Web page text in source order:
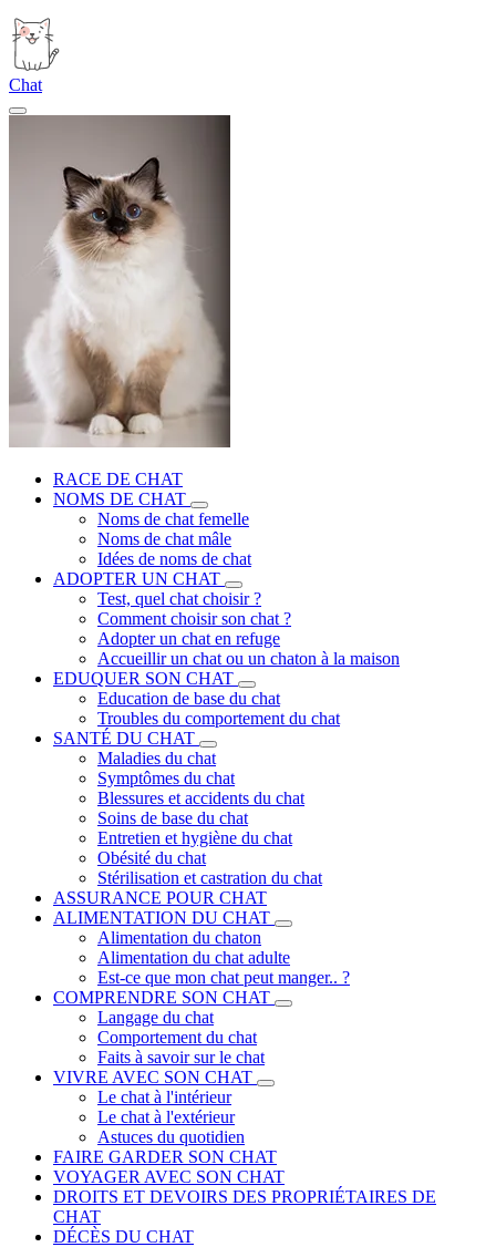
Chat
RACE DE CHAT
NOMS DE CHAT
Noms de chat femelle
Noms de chat mâle
Idées de noms de chat
ADOPTER UN CHAT
Test, quel chat choisir ?
Comment choisir son chat ?
Adopter un chat en refuge
Accueillir un chat ou un chaton à la maison
EDUQUER SON CHAT
Education de base du chat
Troubles du comportement du chat
SANTÉ DU CHAT
Maladies du chat
Symptômes du chat
Blessures et accidents du chat
Soins de base du chat
Entretien et hygiène du chat
Obésité du chat
Stérilisation et castration du chat
ASSURANCE POUR CHAT
ALIMENTATION DU CHAT
Alimentation du chaton
Alimentation du chat adulte
Est-ce que mon chat peut manger.. ?
COMPRENDRE SON CHAT
Langage du chat
Comportement du chat
Faits à savoir sur le chat
VIVRE AVEC SON CHAT
Le chat à l'intérieur
Le chat à l'extérieur
Astuces du quotidien
FAIRE GARDER SON CHAT
VOYAGER AVEC SON CHAT
DROITS ET DEVOIRS DES PROPRIÉTAIRES DE
CHAT
DÉCÈS DU CHAT